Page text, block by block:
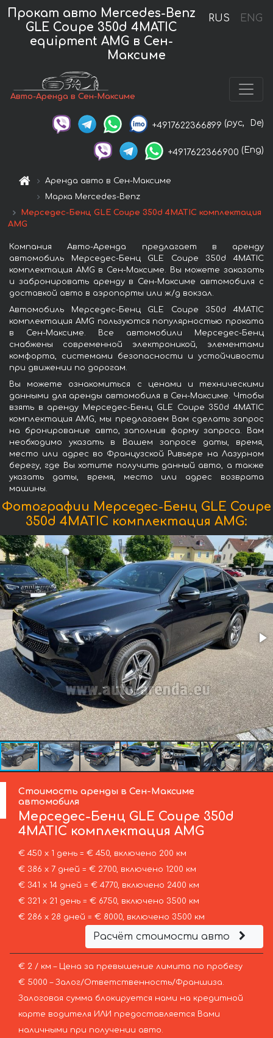
RUS ENG
Прокат авто Mercedes-Benz
GLE Coupe 350d 4MATIC
equipment AMG в Сен-
Максиме
Авто-Аренда в Сен-Максиме
+4917622366899 (рус, De)
+4917622366900 (Eng)
Аренда авто в Сен-Максиме
Марка Mercedes-Benz
Мерседес-Бенц GLE Coupe 350d 4MATIC комплектация
AMG
Компания Авто-Аренда предлагает в аренду
автомобиль Мерседес-Бенц GLE Coupe 350d 4MATIC
комплектация AMG в Сен-Максиме. Вы можете заказать
и забронировать аренду в Сен-Максиме автомобиля с
доставкой авто в аэропорты или ж/д вокзал.
Автомобиль Мерседес-Бенц GLE Coupe 350d 4MATIC
комплектация AMG пользуются популярностью проката
в Сен-Максиме. Все автомобили Мерседес-Бенц
снабжены современной электроникой, элементами
комфорта, системами безопасности и устойчивости
при движении по дорогам.
Вы можете ознакомиться с ценами и техническими
данными для аренды автомобиля в Сен-Максиме. Чтобы
взять в аренду Мерседес-Бенц GLE Coupe 350d 4MATIC
комплектация AMG, мы предлагаем Вам сделать запрос
на бронирование авто, заполнив форму запроса. Вам
необходимо указать в Вашем запросе даты, время,
место или адрес во Французской Ривьере на Лазурном
берегу, где Вы хотите получить данный авто, а также
указать даты, время, место или адрес возврата
машины.
Фотографии Мерседес-Бенц GLE Coupe
350d 4MATIC комплектация AMG:
Стоимость аренды в Сен-Максиме
автомобиля
Мерседес-Бенц GLE Coupe 350d
4MATIC комплектация AMG
€ 450 х 1 день = € 450, включено 200 км
€ 386 х 7 дней = € 2700, включено 1200 км
€ 341 х 14 дней = € 4770, включено 2400 км
€ 321 х 21 день = € 6750, включено 3500 км
€ 286 х 28 дней = € 8000, включено 3500 км
Расчёт стоимости авто
€ 2 / км – Цена за превышение лимита по пробегу
€ 5000 – Залог/Ответственность/Франшиза.
Залоговая сумма блокируется нами на кредитной
карте водителя ИЛИ предоставляется Вами
наличными при получении авто.